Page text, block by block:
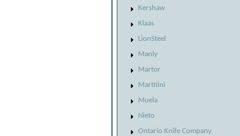
Kershaw
Klaas
LionSteel
Manly
Martor
Marttiini
Muela
Nieto
Ontario Knife Company